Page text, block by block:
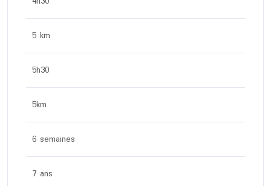
5 km
5h30
5km
6 semaines
7 ans